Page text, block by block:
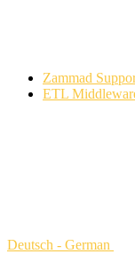
Zammad
ETL
Deutsch - German